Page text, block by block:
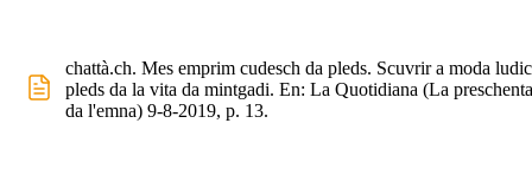
chattà.ch. Mes emprim cudesch da pleds. Scuvrir a moda
pleds da la vita da mintgadi. En: La Quotidiana (La
da l'emna) 9-8-2019, p. 13.